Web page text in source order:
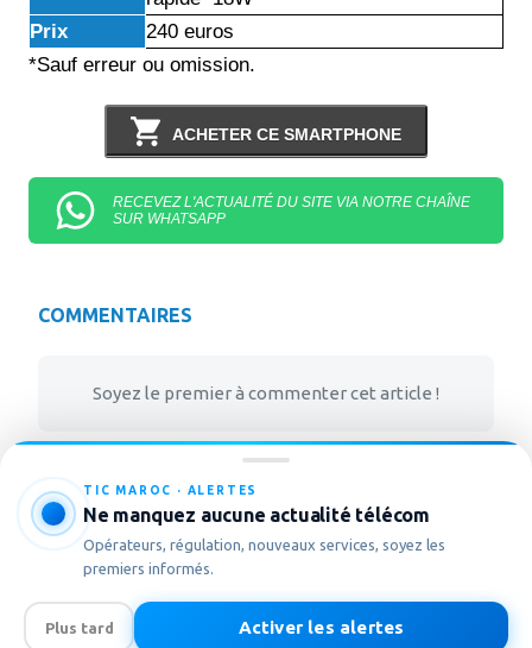
Prix
240 euros
*Sauf erreur ou omission.
ACHETER CE SMARTPHONE
RECEVEZ L'ACTUALITÉ DU SITE VIA NOTRE CHAÎNE
SUR WHATSAPP
COMMENTAIRES
Soyez le premier à commenter cet article !
TIC MAROC · ALERTES
Ne manquez aucune actualité télécom
Opérateurs, régulation, nouveaux services, soyez les
premiers informés.
Plus tard Activer les alertes